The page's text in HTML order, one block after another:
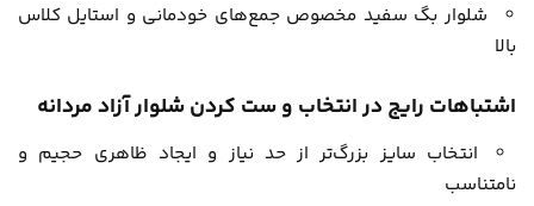
شلوار بگ سفید مخصوص جمع‌های خودمانی و استایل کلاس
بالا
اشتباهات رایج در انتخاب و ست کردن شلوار آزاد مردانه
انتخاب سایز بزرگ‌تر از حد نیاز و ایجاد ظاهری حجیم و
نامتناسب